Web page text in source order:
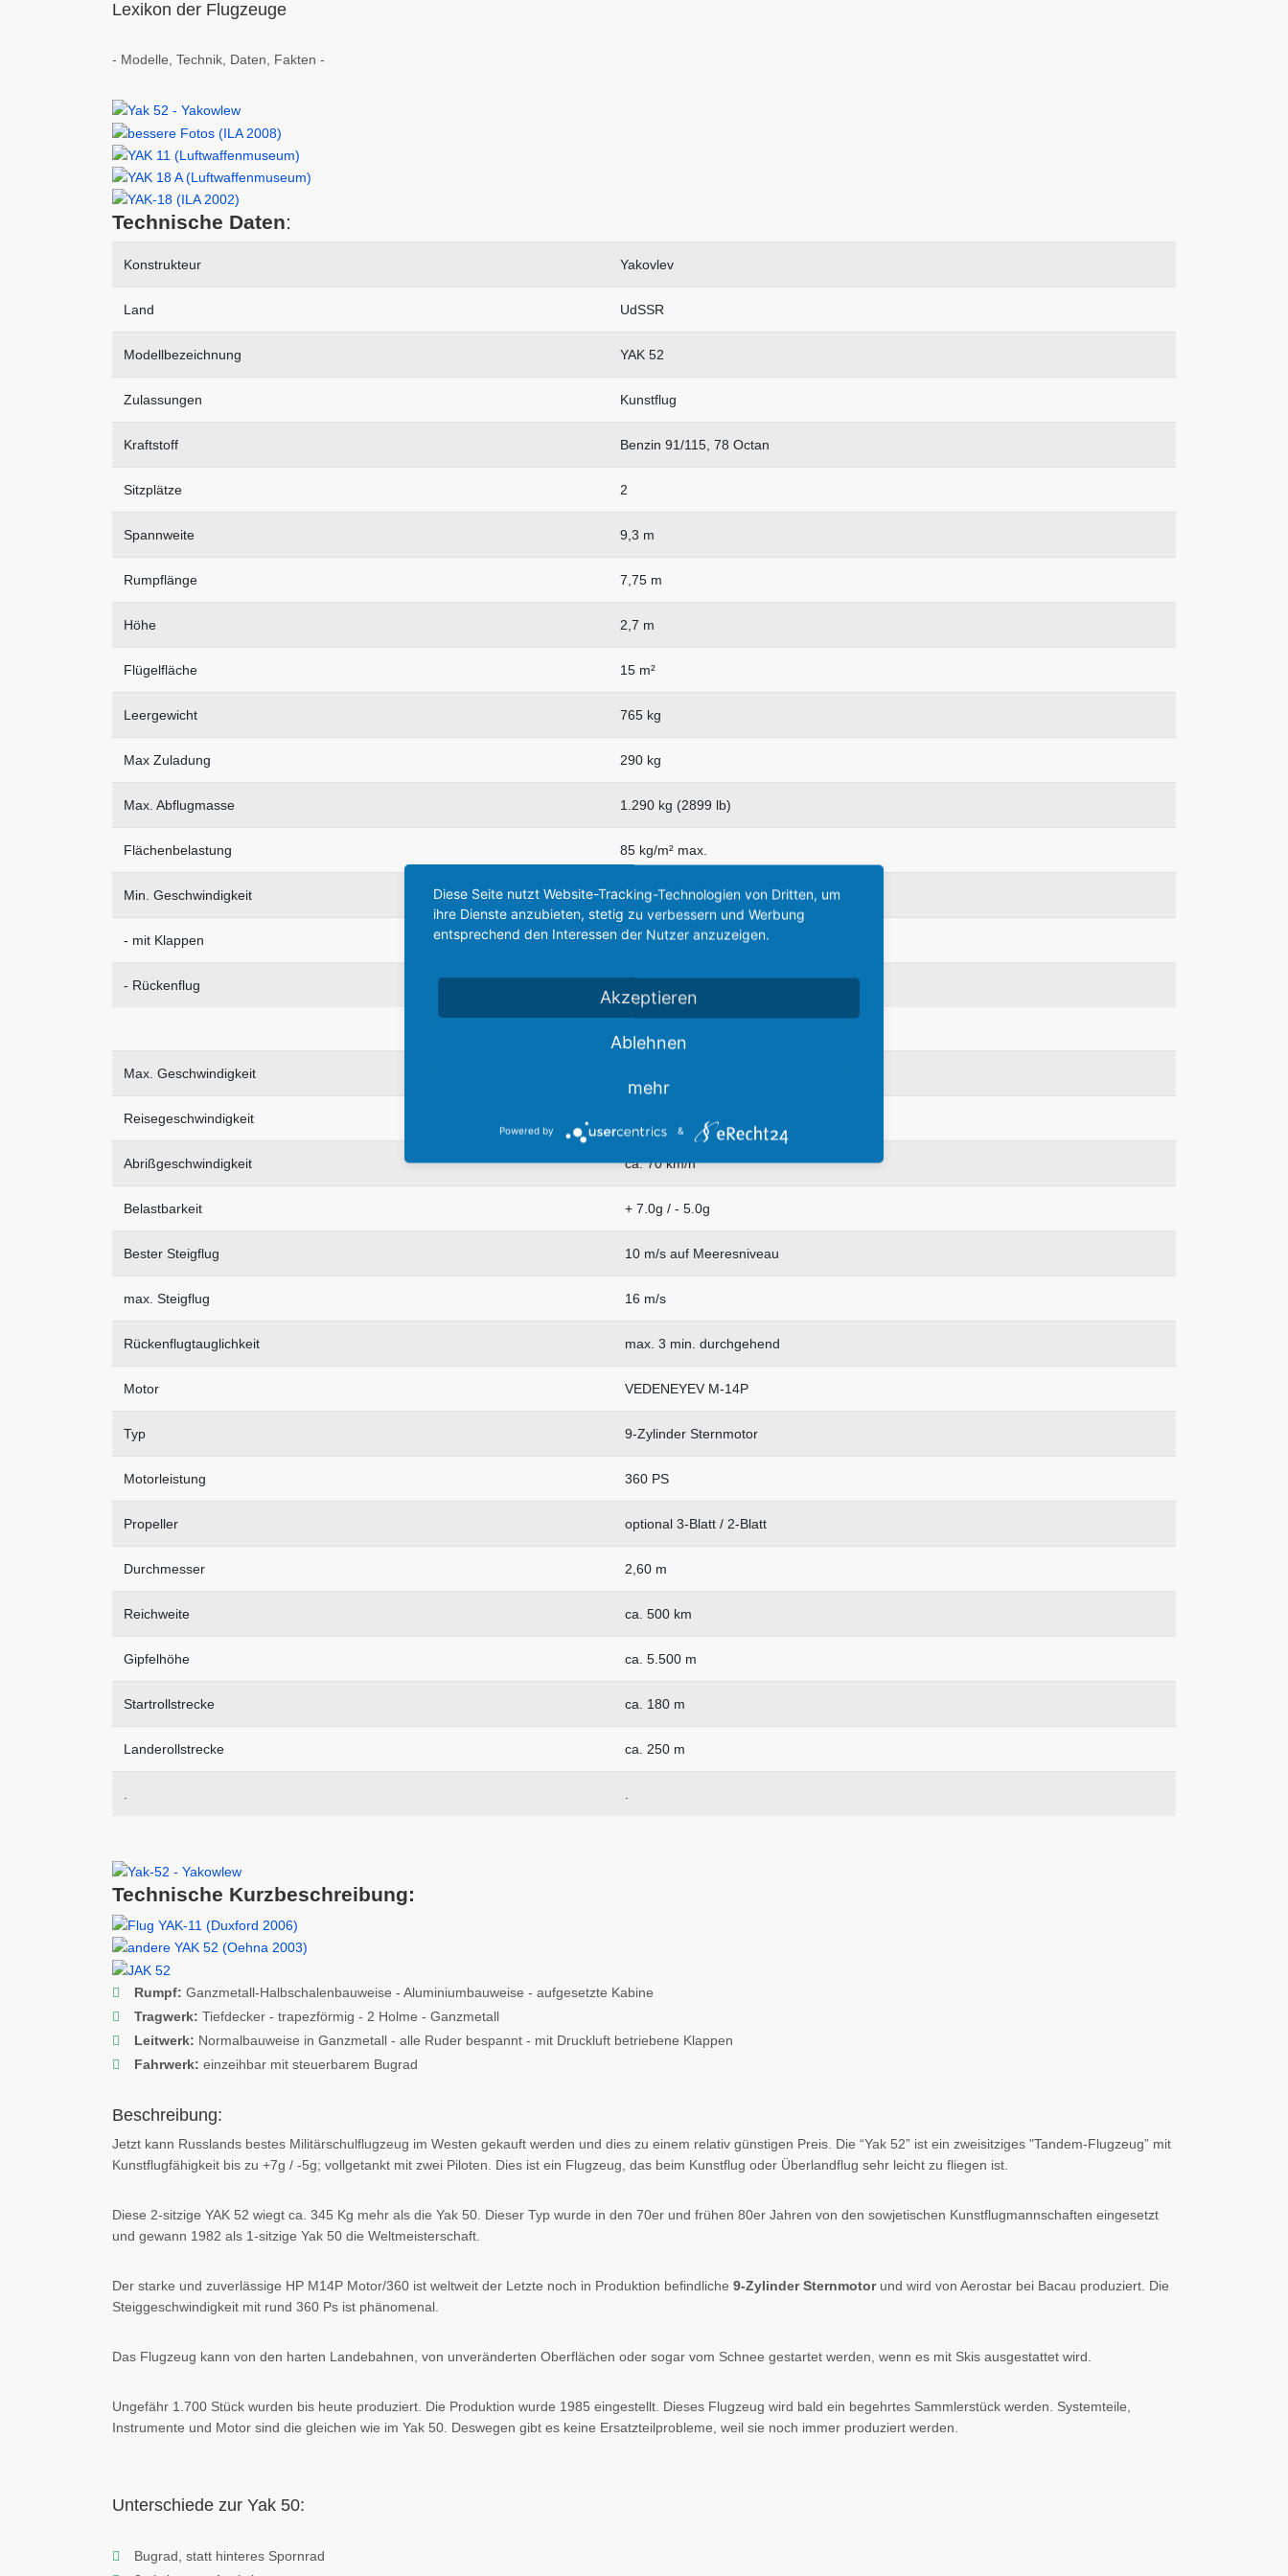
Lexikon der Flugzeuge
- Modelle, Technik, Daten, Fakten -
Technische Daten:
Konstrukteur Yakovlev
Land UdSSR
Modellbezeichnung YAK 52
Zulassungen Kunstflug
Kraftstoff Benzin 91/115, 78 Octan
Sitzplätze 2
Spannweite 9,3 m
Rumpflänge 7,75 m
Höhe 2,7 m
Flügelfläche 15 m²
Leergewicht 765 kg
Max Zuladung 290 kg
Max. Abflugmasse 1.290 kg (2899 lb)
Flächenbelastung 85 kg/m² max.
Min. Geschwindigkeit 110 km/h (60 kt)
- mit Klappen 100 km/h
- Rückenflug
Max. Geschwindigkeit
Reisegeschwindigkeit 250 bis 300 km/h
Abrißgeschwindigkeit ca. 70 km/h
Belastbarkeit + 7.0g / - 5.0g
Bester Steigflug 10 m/s auf Meeresniveau
max. Steigflug 16 m/s
Rückenflugtauglichkeit max. 3 min. durchgehend
Motor VEDENEYEV M-14P
Typ 9-Zylinder Sternmotor
Motorleistung 360 PS
Propeller optional 3-Blatt / 2-Blatt
Durchmesser 2,60 m
Reichweite ca. 500 km
Gipfelhöhe ca. 5.500 m
Startrollstrecke ca. 180 m
Landerollstrecke ca. 250 m
. .
Technische Kurzbeschreibung:
Rumpf: Ganzmetall-Halbschalenbauweise - Aluminiumbauweise - aufgesetzte Kabine
Tragwerk: Tiefdecker - trapezförmig - 2 Holme - Ganzmetall
Leitwerk: Normalbauweise in Ganzmetall - alle Ruder bespannt - mit Druckluft betriebene Klappen
Fahrwerk: einzeihbar mit steuerbarem Bugrad
Beschreibung:
Jetzt kann Russlands bestes Militärschulflugzeug im Westen gekauft werden und dies zu einem relativ günstigen Preis. Die “Yak 52” ist ein zweisitziges "Tandem-Flugzeug” mit
Kunstflugfähigkeit bis zu +7g / -5g; vollgetankt mit zwei Piloten. Dies ist ein Flugzeug, das beim Kunstflug oder Überlandflug sehr leicht zu fliegen ist.
Diese 2-sitzige YAK 52 wiegt ca. 345 Kg mehr als die Yak 50. Dieser Typ wurde in den 70er und frühen 80er Jahren von den sowjetischen Kunstflugmannschaften eingesetzt
und gewann 1982 als 1-sitzige Yak 50 die Weltmeisterschaft.
Der starke und zuverlässige HP M14P Motor/360 ist weltweit der Letzte noch in Produktion befindliche 9-Zylinder Sternmotorund wird von Aerostar bei Bacau produziert. Die
Steiggeschwindigkeit mit rund 360 Ps ist phänomenal.
Das Flugzeug kann von den harten Landebahnen, von unveränderten Oberflächen oder sogar vom Schnee gestartet werden, wenn es mit Skis ausgestattet wird.
Ungefähr 1.700 Stück wurden bis heute produziert. Die Produktion wurde 1985 eingestellt. Dieses Flugzeug wird bald ein begehrtes Sammlerstück werden. Systemteile,
Instrumente und Motor sind die gleichen wie im Yak 50. Deswegen gibt es keine Ersatzteilprobleme, weil sie noch immer produziert werden.
Unterschiede zur Yak 50:
Bugrad, statt hinteres Spornrad
Diese Seite nutzt Website-Tracking-Technologien von Dritten, um
ihre Dienste anzubieten, stetig zu verbessern und Werbung
entsprechend den Interessen der Nutzer anzuzeigen.
Akzeptieren
Ablehnen
mehr
Powered by &